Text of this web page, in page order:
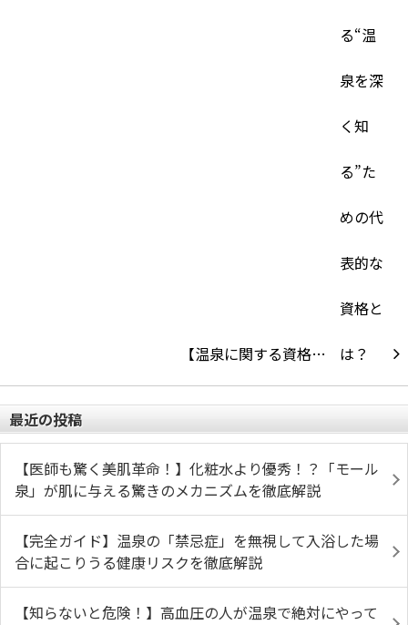
【温泉に関する資格…
最近の投稿
【医師も驚く美肌革命！】化粧水より優秀！？「モール
泉」が肌に与える驚きのメカニズムを徹底解説
【完全ガイド】温泉の「禁忌症」を無視して入浴した場
合に起こりうる健康リスクを徹底解説
【知らないと危険！】高血圧の人が温泉で絶対にやって